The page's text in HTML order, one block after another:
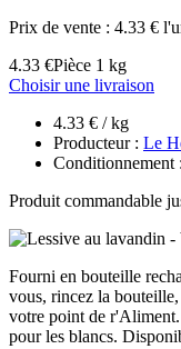
Prix de vente : 4.33 €
4.33 €Pièce 1 kg
Choisir une livraison
4.33 € / kg
Producteur : Le
Conditionnement
Produit commandable
Fourni en bouteille
vous, rincez la
votre point de
pour les blancs.